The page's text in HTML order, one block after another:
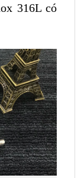
316L có